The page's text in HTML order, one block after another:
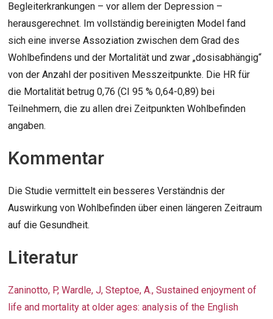
Begleiterkrankungen – vor allem der Depression –
herausgerechnet. Im vollständig bereinigten Model fand
sich eine inverse Assoziation zwischen dem Grad des
Wohlbefindens und der Mortalität und zwar „dosisabhängig“
von der Anzahl der positiven Messzeitpunkte. Die HR für
die Mortalität betrug 0,76 (CI 95 % 0,64-0,89) bei
Teilnehmern, die zu allen drei Zeitpunkten Wohlbefinden
angaben.
Kommentar
Die Studie vermittelt ein besseres Verständnis der
Auswirkung von Wohlbefinden über einen längeren Zeitraum
auf die Gesundheit.
Literatur
Zaninotto, P, Wardle, J, Steptoe, A., Sustained enjoyment of
life and mortality at older ages: analysis of the English